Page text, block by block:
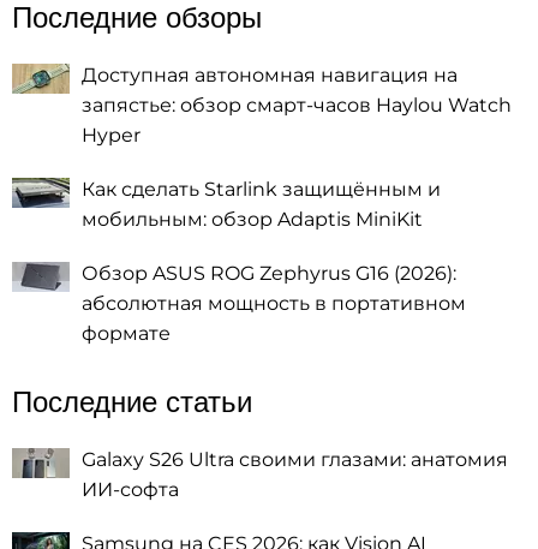
Последние обзоры
Доступная автономная навигация на
запястье: обзор смарт-часов Haylou Watch
Hyper
Как сделать Starlink защищённым и
мобильным: обзор Adaptis MiniKit
Обзор ASUS ROG Zephyrus G16 (2026):
абсолютная мощность в портативном
формате
Последние статьи
Galaxy S26 Ultra своими глазами: анатомия
ИИ-софта
Samsung на CES 2026: как Vision AI